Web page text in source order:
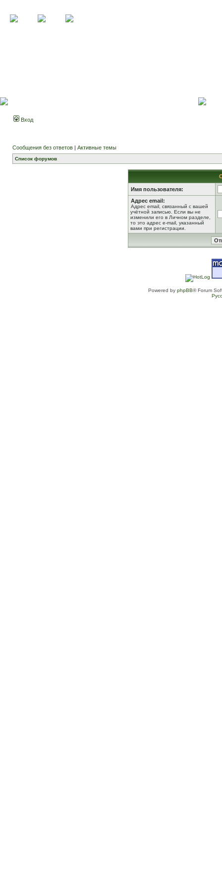
Вход
Сообщения без ответов | Активные темы
Список форумов
Имя пользователя:
Адрес email:
Адрес email, связанный с вашей
учётной записью. Если вы не
изменили его в Личном разделе,
то это адрес e-mail, указанный
вами при регистрации.
Powered by phpBB® Forum